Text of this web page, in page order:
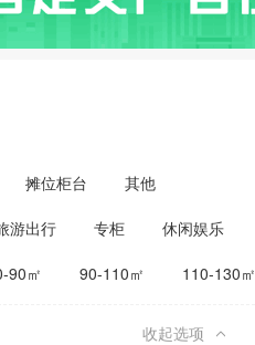
摊位柜台 其他
游出行 专柜 休闲娱乐
90㎡ 90-110㎡ 110-130㎡
收起选项